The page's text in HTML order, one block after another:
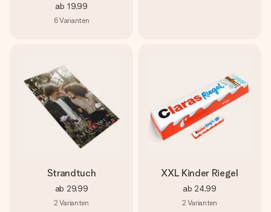
ab 19,99
6Varianten
Strandtuch
ab 29,99
2 Varianten
XXL Kinder Riegel
ab 24,99
2 Varianten